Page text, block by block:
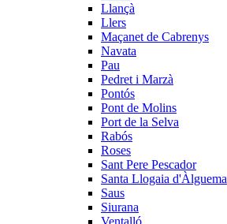
Llançà
Llers
Maçanet de Cabrenys
Navata
Pau
Pedret i Marzà
Pontós
Pont de Molins
Port de la Selva
Rabós
Roses
Sant Pere Pescador
Santa Llogaia d'Àlguema
Saus
Siurana
Ventalló